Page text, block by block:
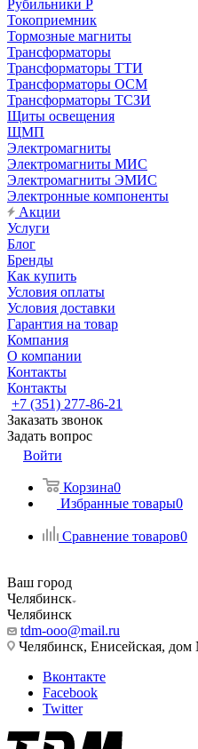
Рубильники Р
Токоприемник
Тормозные магниты
Трансформаторы
Трансформаторы ТТИ
Трансформаторы ОСМ
Трансформаторы ТСЗИ
Щиты освещения
ЩМП
Электромагниты
Электромагниты МИС
Электромагниты ЭМИС
Электронные компоненты
Акции
Услуги
Блог
Бренды
Как купить
Условия оплаты
Условия доставки
Гарантия на товар
Компания
О компании
Контакты
Контакты
+7 (351) 277-86-21
Заказать звонок
Задать вопрос
Войти
Корзина0
Избранные товары0
Сравнение товаров0
Ваш город
Челябинск
Челябинск
tdm-ooo@mail.ru
Челябинск, Енисейская,
Вконтакте
Facebook
Twitter